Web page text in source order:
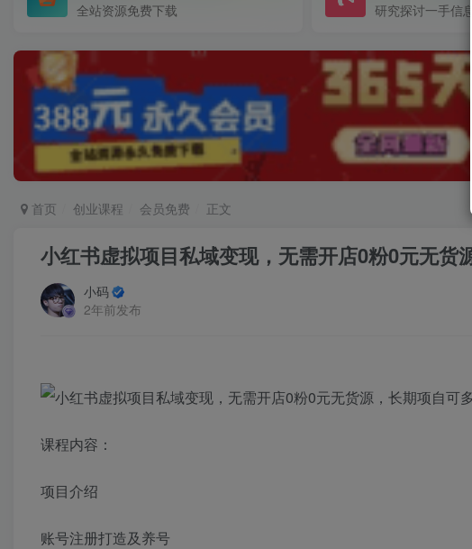
全站资源免费下载 研究探讨一手信
首页 创业课程 会员免费 正文
小红书虚拟项目私域变现，无需开店0粉0元无货
小码
2年前发布
课程内容：
项目介绍
账号注册打造及养号